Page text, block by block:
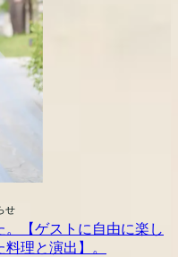
せ
【ゲストに自由に楽し
理と演出】。